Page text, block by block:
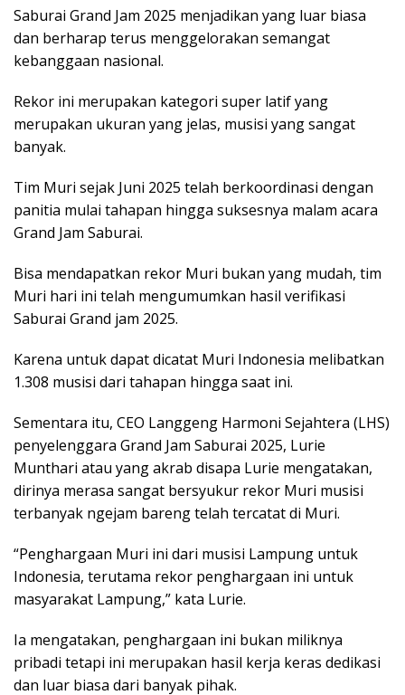
Saburai Grand Jam 2025 menjadikan yang luar biasa
dan berharap terus menggelorakan semangat
kebanggaan nasional.
Rekor ini merupakan kategori super latif yang
merupakan ukuran yang jelas, musisi yang sangat
banyak.
Tim Muri sejak Juni 2025 telah berkoordinasi dengan
panitia mulai tahapan hingga suksesnya malam acara
Grand Jam Saburai.
Bisa mendapatkan rekor Muri bukan yang mudah, tim
Muri hari ini telah mengumumkan hasil verifikasi
Saburai Grand jam 2025.
Karena untuk dapat dicatat Muri Indonesia melibatkan
1.308 musisi dari tahapan hingga saat ini.
Sementara itu, CEO Langgeng Harmoni Sejahtera (LHS)
penyelenggara Grand Jam Saburai 2025, Lurie
Munthari atau yang akrab disapa Lurie mengatakan,
dirinya merasa sangat bersyukur rekor Muri musisi
terbanyak ngejam bareng telah tercatat di Muri.
“Penghargaan Muri ini dari musisi Lampung untuk
Indonesia, terutama rekor penghargaan ini untuk
masyarakat Lampung,” kata Lurie.
Ia mengatakan, penghargaan ini bukan miliknya
pribadi tetapi ini merupakan hasil kerja keras dedikasi
dan luar biasa dari banyak pihak.